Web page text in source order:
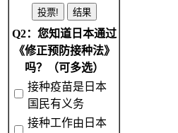
Q2：您知道日本通过
《修正预防接种法》
吗？（可多选）
接种疫苗是日本
国民有义务
接种工作由日本